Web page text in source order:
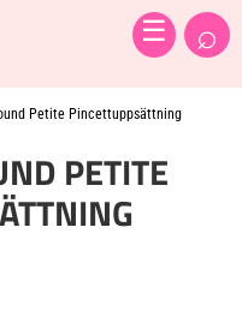
☰ ⌕
Petite Pincettuppsättning
PETITE